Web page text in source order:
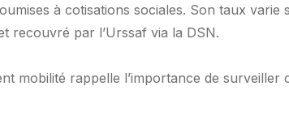
à cotisations sociales. Son taux
recouvré par l’Urssaf via la DSN.
mobilité rappelle l’importance de surveiller